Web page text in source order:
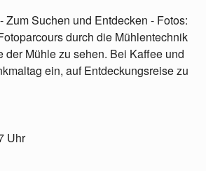
Zum Suchen und Entdecken - Fotos:
durch die Mühlentechnik
der Mühle zu sehen. Bei Kaffee und
ein, auf Entdeckungsreise zu
Uhr